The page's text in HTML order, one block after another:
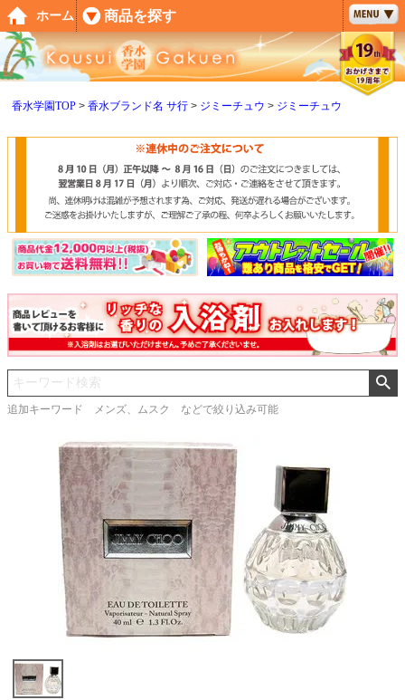
香水学園TOP 香水ブランド名 サ行 ジミーチュウ ジミーチュウ
追加キーワード メンズ、ムスク などで絞り込み可能
ペー
ジト
ップ
へ
ホーム 商品を探す